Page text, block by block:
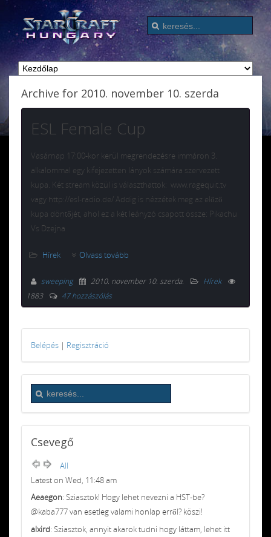
Archive for 2010. november 10. szerda
ESL Female Cup
Vasárnap 17:00-kor kerül megrendezésre immáron 3.
alkalommal egy kifejezetten lányok számára szervezett
kupa. Két stream közül is választhattok: www.ragequit.tv
vagy http://esl-radio.de/ Addig is nézzétek meg az előző
kupa döntőjét, ahol ez a két leányzó csapott össze: Pikachu
Vs Dzejna
Hírek Olvass tovább
sweeping 2010. november 10. szerda.
Hírek
1883
47 hozzászólás
Belépés | Regisztráció
Csevegő
All
Latest on Wed, 11:48 am
Aeaegon: Sziasztok! Hogy lehet nevezni a HST-be?
@kaba777 van esetleg valami honlap erről? köszi!
alxird: Sziasztok, annyit akarok tudni hogy láttam, lehet itt